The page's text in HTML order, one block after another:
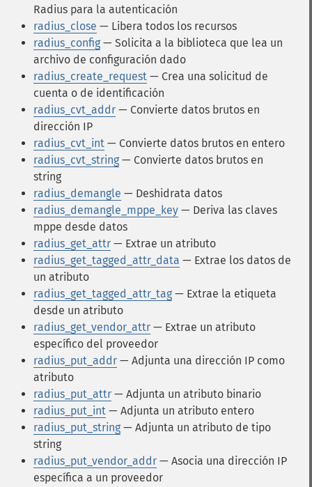
Radius para la autenticación
radius_close — Libera todos los recursos
radius_config — Solicita a la biblioteca que lea un
archivo de configuración dado
radius_create_request — Crea una solicitud de
cuenta o de identificación
radius_cvt_addr — Convierte datos brutos en
dirección IP
radius_cvt_int — Convierte datos brutos en entero
radius_cvt_string — Convierte datos brutos en
string
radius_demangle — Deshidrata datos
radius_demangle_mppe_key — Deriva las claves
mppe desde datos
radius_get_attr — Extrae un atributo
radius_get_tagged_attr_data — Extrae los datos de
un atributo
radius_get_tagged_attr_tag — Extrae la etiqueta
desde un atributo
radius_get_vendor_attr — Extrae un atributo
específico del proveedor
radius_put_addr — Adjunta una dirección IP como
atributo
radius_put_attr — Adjunta un atributo binario
radius_put_int — Adjunta un atributo entero
radius_put_string — Adjunta un atributo de tipo
string
radius_put_vendor_addr — Asocia una dirección IP
específica a un proveedor